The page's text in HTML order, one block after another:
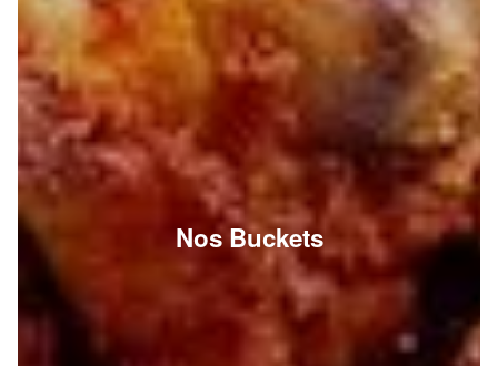
Nos Buckets